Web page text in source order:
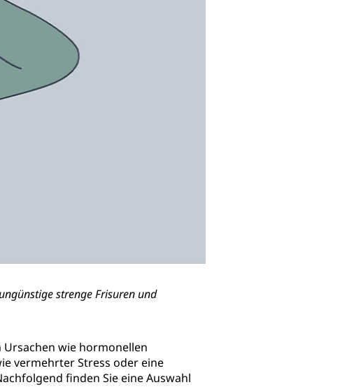
strenge Frisuren und
wie hormonellen
vermehrter Stress oder eine
finden Sie eine Auswahl